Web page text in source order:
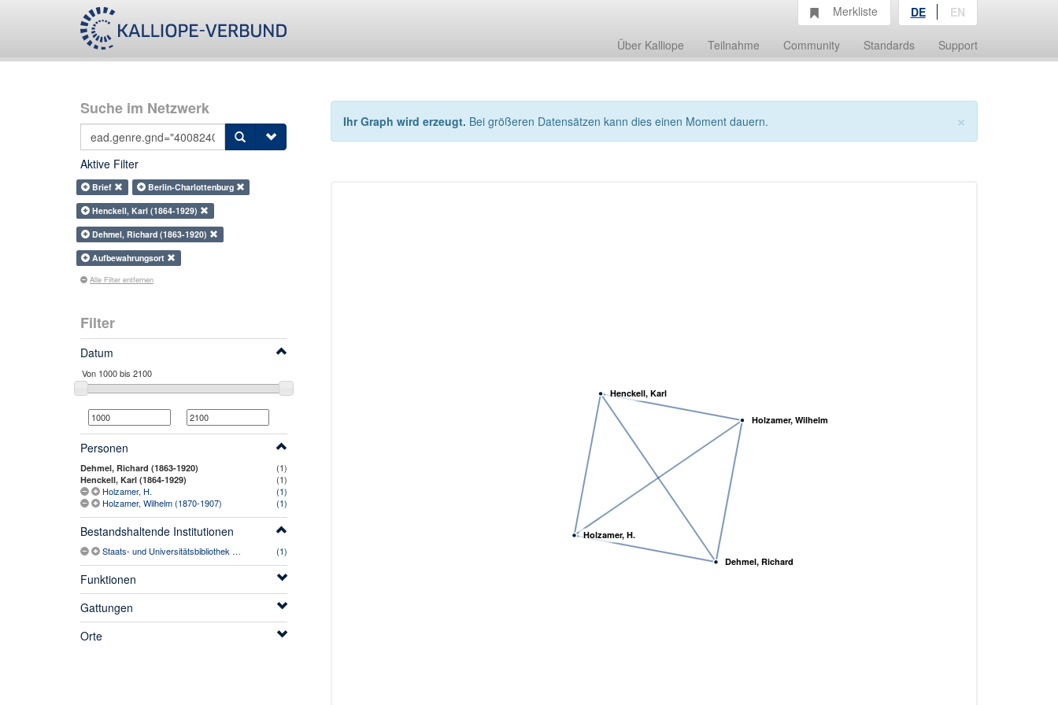
Über Kalliope Teilnahme Community Standards Support
Merkliste DE EN
Suche im Netzwerk
Aktive Filter
Brief
Berlin-Charlottenburg
Henckell, Karl (1864-1929)
Dehmel, Richard (1863-1920)
Aufbewahrungsort
Alle Filter entfernen
Filter
Datum
Personen
Dehmel, Richard (1863-1920) (1)
Henckell, Karl (1864-1929)
(1)
Holzamer, H.
(1)
Holzamer, Wilhelm (1870-1907)
(1)
Bestandshaltende Institutionen
Staats- und Universitätsbibliothek Hamburg Carl von Ossietzky (1)
Funktionen
Gattungen
Orte
×
Ihr Graph wird erzeugt. Bei größeren Datensätzen kann dies einen Moment dauern.
Holzamer, H.
Dehmel, Richard
Holzamer, Wilhelm
Henckell, Karl